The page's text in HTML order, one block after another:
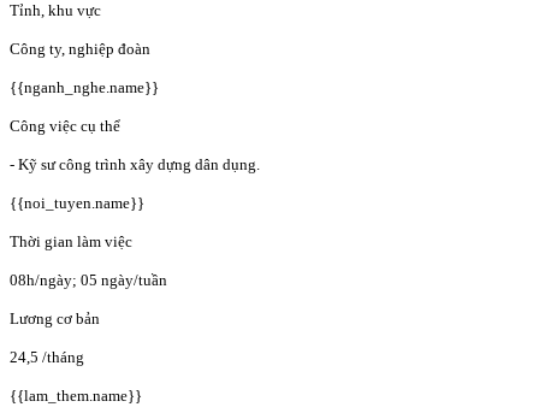
Tỉnh, khu vực
Công ty, nghiệp đoàn
{{nganh_nghe.name}}
Công việc cụ thể
- Kỹ sư công trình xây dựng dân dụng.
{{noi_tuyen.name}}
Thời gian làm việc
08h/ngày; 05 ngày/tuần
Lương cơ bản
24,5 /tháng
{{lam_them.name}}